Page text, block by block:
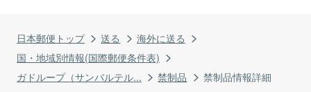
日本郵便トップ 送る
海外に送る
国・地域別情報(国際郵便条件表)
ガドループ（サンバルテル...
禁制品 禁制品情報詳細